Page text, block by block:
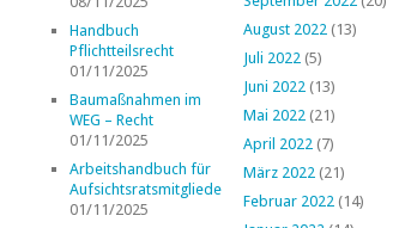
Handbuch
Pflichtteilsrecht
01/11/2025
Baumaßnahmen im
WEG – Recht
01/11/2025
Arbeitshandbuch für
Aufsichtsratsmitglieder
01/11/2025
August 2022 (13)
Juli 2022 (5)
Juni 2022 (13)
Mai 2022 (21)
April 2022 (7)
März 2022 (21)
Februar 2022 (14)